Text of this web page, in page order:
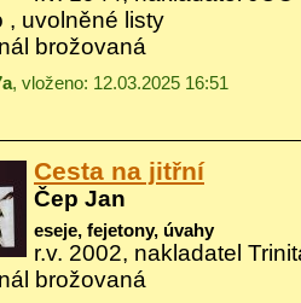
, uvolněné listy
brožovaná
, vloženo: 12.03.2025 16:51
Cesta na jitřní
Čep Jan
eseje, fejetony, úvahy
r.v. 2002, nakladatel
brožovaná